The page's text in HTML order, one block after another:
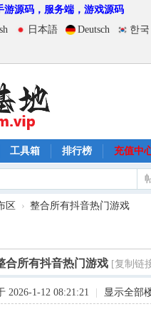
源码，服务端，游戏源码
日本語 Deutsch 한
工具箱 排行榜 充值中
区 › 整合所有抖音热门游戏
合所有抖音热门游戏 [复制链
2026-1-12 08:21:21 显示全部